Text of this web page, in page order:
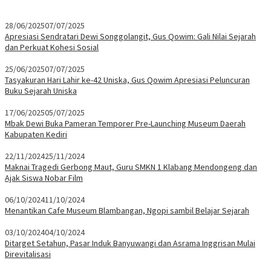
28/06/202507/07/2025
Apresiasi Sendratari Dewi Songgolangit, Gus Qowim: Gali Nilai Sejarah
dan Perkuat Kohesi Sosial
25/06/202507/07/2025
Tasyakuran Hari Lahir ke-42 Uniska, Gus Qowim Apresiasi Peluncuran
Buku Sejarah Uniska
17/06/202505/07/2025
Mbak Dewi Buka Pameran Temporer Pre-Launching Museum Daerah
Kabupaten Kediri
22/11/202425/11/2024
Maknai Tragedi Gerbong Maut, Guru SMKN 1 Klabang Mendongeng dan
Ajak Siswa Nobar Film
06/10/202411/10/2024
Menantikan Cafe Museum Blambangan, Ngopi sambil Belajar Sejarah
03/10/202404/10/2024
Ditarget Setahun, Pasar Induk Banyuwangi dan Asrama Inggrisan Mulai
Direvitalisasi